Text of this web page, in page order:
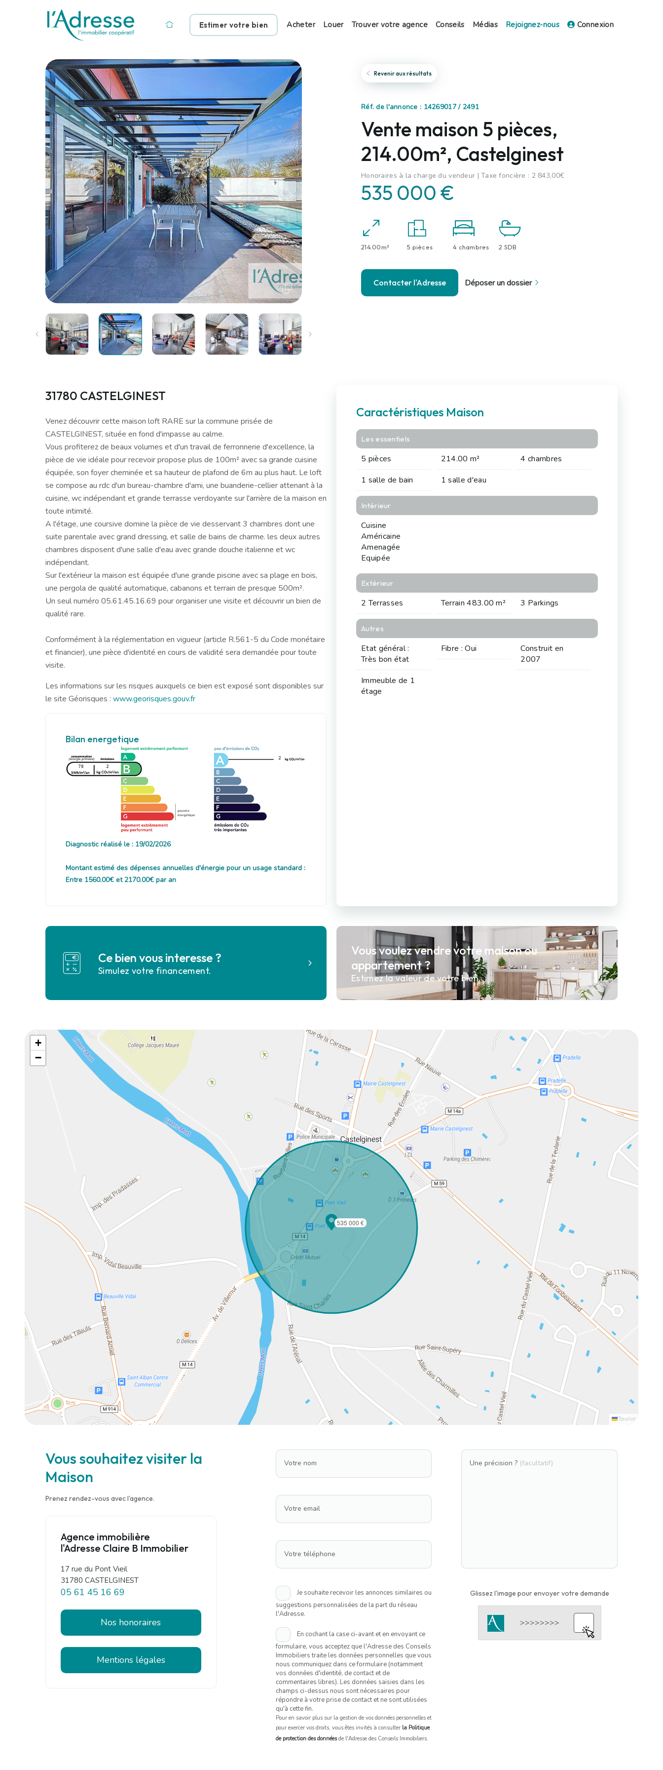
Estimer votre bien Acheter Louer Trouver votre agence Conseils Médias Rejoignez-nous Connexion
Revenir aux résultats
Réf. de l'annonce : 14269017 / 2491
Vente maison 5 pièces,
214.00m², Castelginest
Honoraires à la charge du vendeur | Taxe foncière : 2 843,00€
535 000 €
214.00m² 5 pièces 4 chambres 2 SDB
Contacter l'Adresse Déposer un dossier
31780 CASTELGINEST
Venez découvrir cette maison loft RARE sur la commune prisée de
CASTELGINEST, située en fond d'impasse au calme.
Vous profiterez de beaux volumes et d'un travail de ferronnerie d'excellence, la
pièce de vie idéale pour recevoir propose plus de 100m² avec sa grande cuisine
équipée, son foyer cheminée et sa hauteur de plafond de 6m au plus haut. Le loft
se compose au rdc d'un bureau-chambre d'ami, une buanderie-cellier attenant à la
cuisine, wc indépendant et grande terrasse verdoyante sur l'arrière de la maison en
toute intimité.
A l'étage, une coursive domine la pièce de vie desservant 3 chambres dont une
suite parentale avec grand dressing, et salle de bains de charme. les deux autres
chambres disposent d'une salle d'eau avec grande douche italienne et wc
indépendant.
Sur l'extérieur la maison est équipée d'une grande piscine avec sa plage en bois,
une pergola de qualité automatique, cabanons et terrain de presque 500m².
Un seul numéro 05.61.45.16.69 pour organiser une visite et découvrir un bien de
qualité rare.
Conformément à la réglementation en vigueur (article R.561-5 du Code monétaire
et financier), une pièce d'identité en cours de validité sera demandée pour toute
visite.
Les informations sur les risques auxquels ce bien est exposé sont disponibles sur
le site Géorisques : www.georisques.gouv.fr
Bilan energetique
78 2
2
Diagnostic réalisé le : 19/02/2026
Montant estimé des dépenses annuelles d'énergie pour un usage standard :
Entre 1560.00€ et 2170.00€ par an
Caractéristiques Maison
Les essentiels
5 pièces 214.00 m²
4 chambres
1 salle de bain
1 salle d'eau
Intérieur
Cuisine
Américaine
Amenagée
Equipée
Extérieur
2 Terrasses Terrain 483.00 m² 3 Parkings
Autres
Etat général :
Très bon état
Fibre : Oui
Construit en
2007
Immeuble de 1
étage
Ce bien vous interesse ?
Simulez votre financement.
Vous voulez vendre votre maison ou
appartement ?
Estimez la valeur de votre bien.
535 000 €
+
−
Leaflet
Vous souhaitez visiter la
Maison
Prenez rendez-vous avec l'agence.
Agence immobilière
l'Adresse Claire B Immobilier
17 rue du Pont Vieil
31780 CASTELGINEST
05 61 45 16 69
Nos honoraires
Mentions légales
Votre nom
Votre email
Votre téléphone
Je souhaite recevoir les annonces similaires ou
suggestions personnalisées de la part du réseau
l'Adresse.
En cochant la case ci-avant et en envoyant ce
formulaire, vous acceptez que l'Adresse des Conseils
Immobiliers traite les données personnelles que vous
nous communiquez dans ce formulaire (notamment
vos données d'identité, de contact et de
commentaires libres). Les données saisies dans les
champs ci-dessus nous sont nécessaires pour
répondre à votre prise de contact et ne sont utilisées
qu'à cette fin.
Pour en savoir plus sur la gestion de vos données personnelles et
pour exercer vos droits, vous êtes invités à consulter la Politique
de protection des donnéesde l'Adresse des Conseils Immobiliers.
Une précision ? (facultatif)
Glissez l'image pour envoyer votre demande